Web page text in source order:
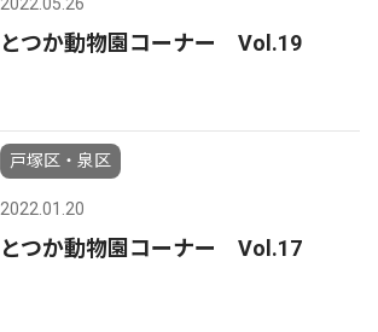
とつか動物園コーナー Vol.19
戸塚区・泉区
2022.01.20
とつか動物園コーナー Vol.17